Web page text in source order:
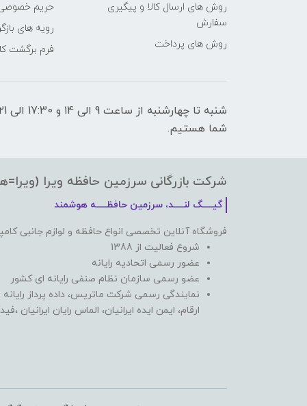
روش های ارسال کالا و پیگیری
سفارش
روش های پرداخت
حریم
رویه های
فرم برگشت
شما هستیم.
شرکت بازرگانی سرزمین حافظه ویرا
گیـــــگ لنـــــد، سرزمین حافظـــــه هوشمند
فروشگاه آنلاین تخصصی انواع حافظه و لوازم جانبی
شروع فعالیت از 1388
عضور رسمی اتحادیه رایانه
عضو رسمی سازمان نظام صنفی رایانه ای کشور
نمایندگی رسمی شرکت ماتریس، داده پرداز
ارقام، ایمن ایده ایرانیان، الماس رایان ایرانیان